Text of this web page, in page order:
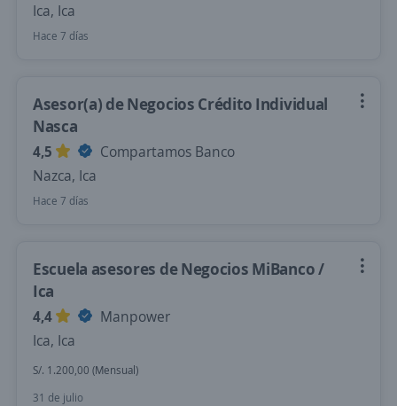
Ica, Ica
Hace 7 días
Asesor(a) de Negocios Crédito Individual
Nasca
4,5
Compartamos Banco
Nazca, Ica
Hace 7 días
Escuela asesores de Negocios MiBanco /
Ica
4,4
Manpower
Ica, Ica
S/. 1.200,00 (Mensual)
31 de julio